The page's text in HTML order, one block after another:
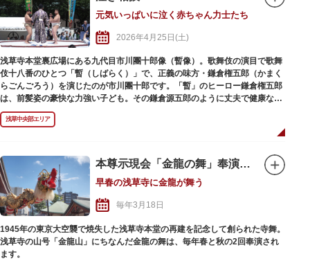
元気いっぱいに泣く赤ちゃん力士たち
2026年4月25日(土)
浅草寺本堂裏広場にある九代目市川團十郎像（暫像）。歌舞伎の演目で歌舞
伎十八番のひとつ「暫（しばらく）」で、正義の味方・鎌倉権五郎（かまく
らごんごろう）を演じたのが市川團十郎です。「暫」のヒーロー鎌倉権五郎
は、前髪姿の豪快な力強い子ども。その鎌倉源五郎のように丈夫で健康な子
どもに育ってもらいたいという親の願いを込めて「泣き相撲」は行われま
す。まわし姿の組ませ役に抱かれた赤ちゃんが、土俵の上で泣き声を競い、
せ、「はっけよい、のこった」で、呼出し・組ませ役は、にらんだり、赤ち
ゃんを高く持ち上げたり、鬼の面をつけたり、あの手この手でなんとか泣か
せようとします。組ませ役のしぐさに泣き出す子、逆に笑う子、寝たままの
子とさまざまで、組ませ役の奮戦に心が和みます。
応募方法等、詳しくは浅草観光連盟公式サイトでご確認ください。
浅草中央部エリア
本尊示現会「金龍の舞」奉演（春）
早春の浅草寺に金龍が舞う
毎年3月18日
1945年の東京大空襲で焼失した浅草寺本堂の再建を記念して創られた寺舞。
浅草寺の山号「金龍山」にちなんだ金龍の舞は、毎年春と秋の2回奉演され
ます。